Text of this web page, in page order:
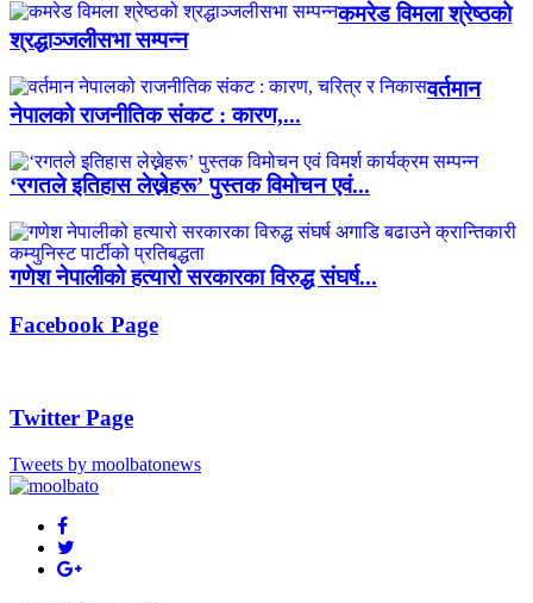
कमरेड विमला श्रेष्ठको
श्रद्धाञ्जलीसभा सम्पन्न
वर्तमान
नेपालको राजनीतिक संकट : कारण,...
‘रगतले इतिहास लेख्नेहरू’ पुस्तक विमोचन एवं...
गणेश नेपालीको हत्यारो सरकारका विरुद्ध संघर्ष...
Facebook Page
Twitter Page
Tweets by moolbatonews